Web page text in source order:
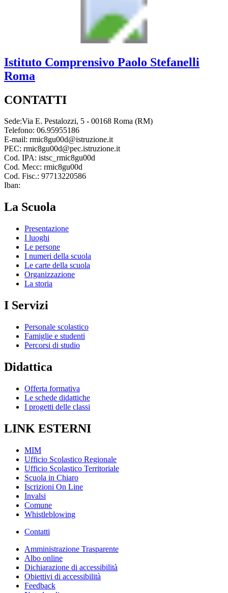
Istituto Comprensivo Paolo Stefanelli
Roma
CONTATTI
Sede:Via E. Pestalozzi, 5 - 00168 Roma (RM)
Telefono: 06.95955186
E-mail: rmic8gu00d@istruzione.it
PEC: rmic8gu00d@pec.istruzione.it
Cod. IPA: istsc_rmic8gu00d
Cod. Mecc: rmic8gu00d
Cod. Fisc.: 97713220586
Iban:
La Scuola
Presentazione
I luoghi
Le persone
I numeri della scuola
Le carte della scuola
Organizzazione
La storia
I Servizi
Personale scolastico
Famiglie e studenti
Percorsi di studio
Didattica
Offerta formativa
Le schede didattiche
I progetti delle classi
LINK ESTERNI
MIM
Ufficio Scolastico Regionale
Ufficio Scolastico Territoriale
Scuola in Chiaro
Iscrizioni On Line
Invalsi
Comune
Whistleblowing
Contatti
Amministrazione Trasparente
Albo online
Dichiarazione di accessibilità
Obiettivi di accessibilità
Feedback